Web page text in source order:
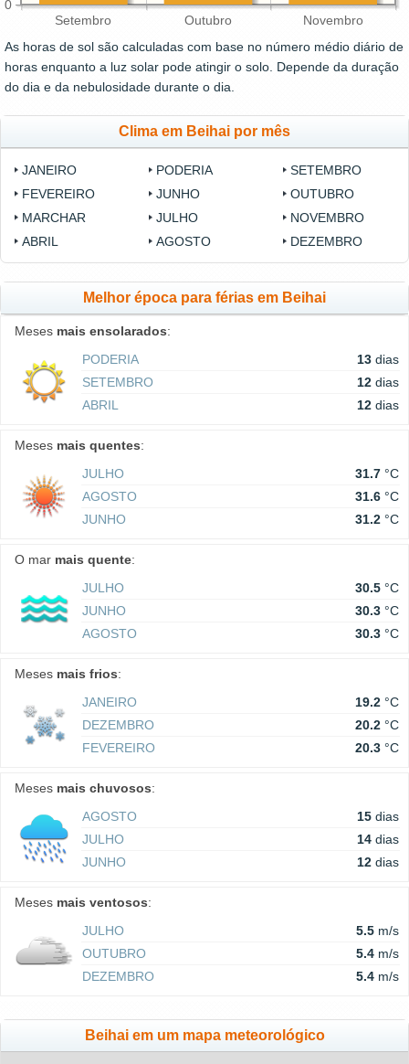
Setembro Outubro Novembro
0
As horas de sol são calculadas com base no número médio diário de
horas enquanto a luz solar pode atingir o solo. Depende da duração
do dia e da nebulosidade durante o dia.
Clima em Beihai por mês
JANEIRO
FEVEREIRO
MARCHAR
ABRIL
PODERIA
JUNHO
JULHO
AGOSTO
SETEMBRO
OUTUBRO
NOVEMBRO
DEZEMBRO
Melhor época para férias em Beihai
Meses mais ensolarados:
PODERIA
13 dias
SETEMBRO
12 dias
ABRIL
12 dias
Meses mais quentes:
JULHO
31.7 °C
AGOSTO
31.6 °C
JUNHO
31.2 °C
O mar mais quente:
JULHO
30.5 °C
JUNHO
30.3 °C
AGOSTO
30.3 °C
Meses mais frios:
JANEIRO
19.2 °C
DEZEMBRO
20.2 °C
FEVEREIRO
20.3 °C
Meses mais chuvosos:
AGOSTO
15 dias
JULHO
14 dias
JUNHO
12 dias
Meses mais ventosos:
JULHO
5.5 m/s
OUTUBRO
5.4 m/s
DEZEMBRO
5.4 m/s
Beihai em um mapa meteorológico